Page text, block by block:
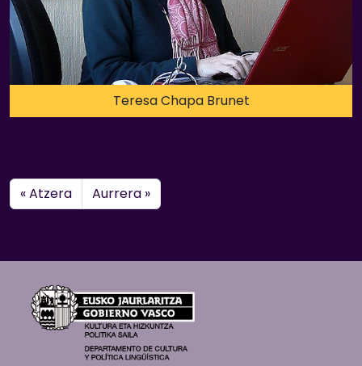
Teresa Chapa Brunet
« Atzera Aurrera »